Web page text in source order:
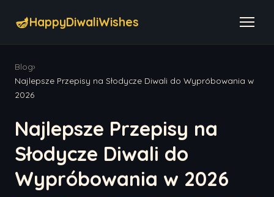
🪔HappyDiwaliWishes
Blog›
Najlepsze Przepisy na Słodycze Diwali do Wypróbowania w
2026
Najlepsze Przepisy na
Słodycze Diwali do
Wypróbowania w 2026